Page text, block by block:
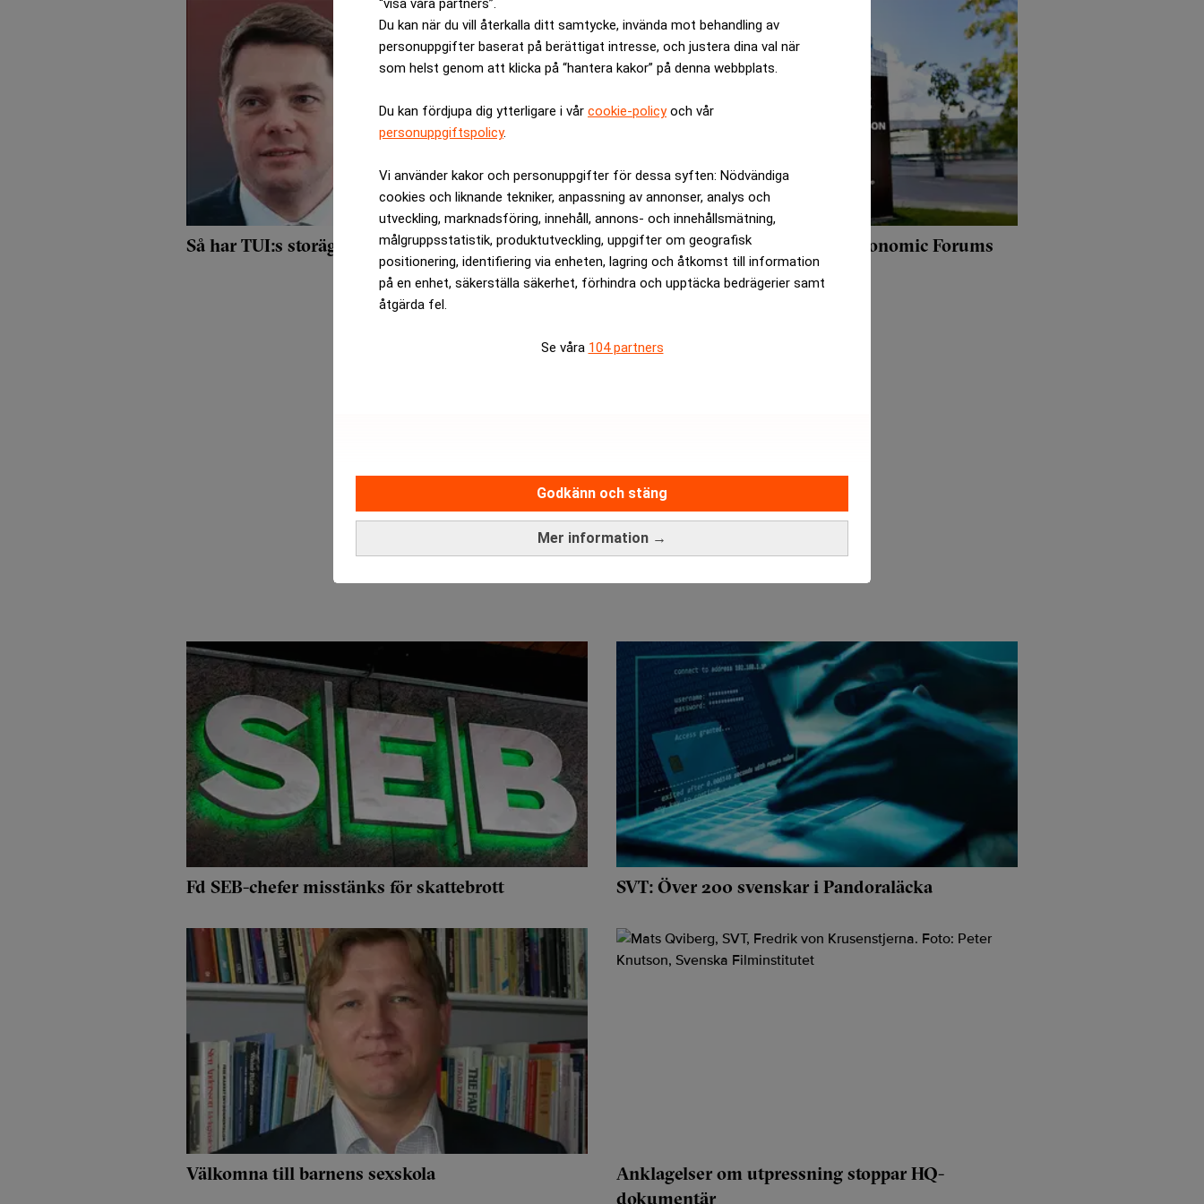
“visa våra partners”.
Du kan när du vill återkalla ditt samtycke, invända mot behandling av
personuppgifter baserat på berättigat intresse, och justera dina val när
som helst genom att klicka på “hantera kakor” på denna webbplats.
Du kan fördjupa dig ytterligare i vår cookie-policyoch vår
personuppgiftspolicy.
Vi använder kakor och personuppgifter för dessa syften: Nödvändiga
cookies och liknande tekniker, anpassning av annonser, analys och
utveckling, marknadsföring, innehåll, annons- och innehållsmätning,
målgruppsstatistik, produktutveckling, uppgifter om geografisk
positionering, identifiering via enheten, lagring och åtkomst till information
på en enhet, säkerställa säkerhet, förhindra och upptäcka bedrägerier samt
åtgärda fel.
Se våra 104 partners
Mer information →
Godkänn och stäng
Så har TUI:s storägare försökt runda sanktionerna
Ericsson utesluts från World Economic Forums
antikorruptionssamarbete
Fd SEB-chefer misstänks för skattebrott SVT: Över 200 svenskar i Pandoraläcka
Välkomna till barnens sexskola
Anklagelser om utpressning stoppar HQ-
dokumentär